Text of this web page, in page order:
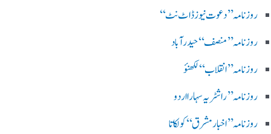
روز نامہ ’’ دعوت نیوز ڈاٹ نٹ‘‘
روزنامہ ’’ منصف‘‘ حیدر آباد
روزنامہ ’’ انقلاب‘‘ لکھنؤ
روز نامہ ’’راشٹریہ سہارا اردو
روزنامہ ’’اخبارمشرق‘‘ کولکاتا